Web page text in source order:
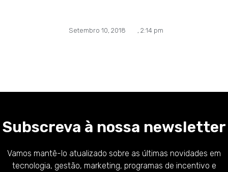
Setembro 10, 2018 2:14 pm
Subscreva à nossa newsletter
Vamos mantê-lo atualizado sobre as últimas novidades em
tecnologia, gestão, marketing, programas de incentivo e